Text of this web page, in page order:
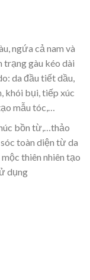
ngứa cả nam và
trạng gàu kéo dài
da đầu tiết dầu,
khói bụi, tiếp xúc
mẫu tóc,…
bồn từ,…thảo
toàn diện từ da
thiên nhiên tạo
dụng